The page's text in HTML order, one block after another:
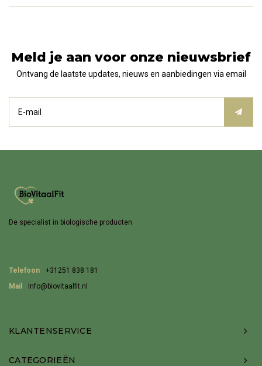
Meld je aan voor onze nieuwsbrief
Ontvang de laatste updates, nieuws en aanbiedingen via email
De specialist in biologische producten
Telefoon
+31251 838 181
Mail
Info@biovitaalfit.nl
KLANTENSERVICE
CATEGORIEËN